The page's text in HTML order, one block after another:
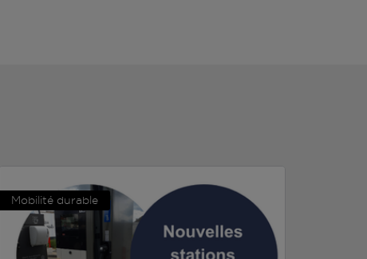
Mobilité durable